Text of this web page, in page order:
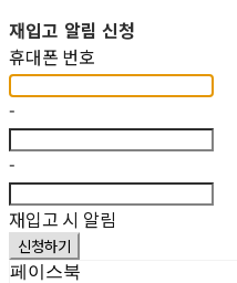
재입고 알림 신청
휴대폰 번호
-
-
재입고 시 알림
신청하기
페이스북